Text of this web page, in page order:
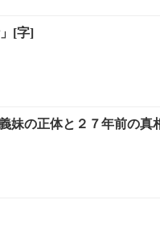
[字]
妹の正体と２７年前の真